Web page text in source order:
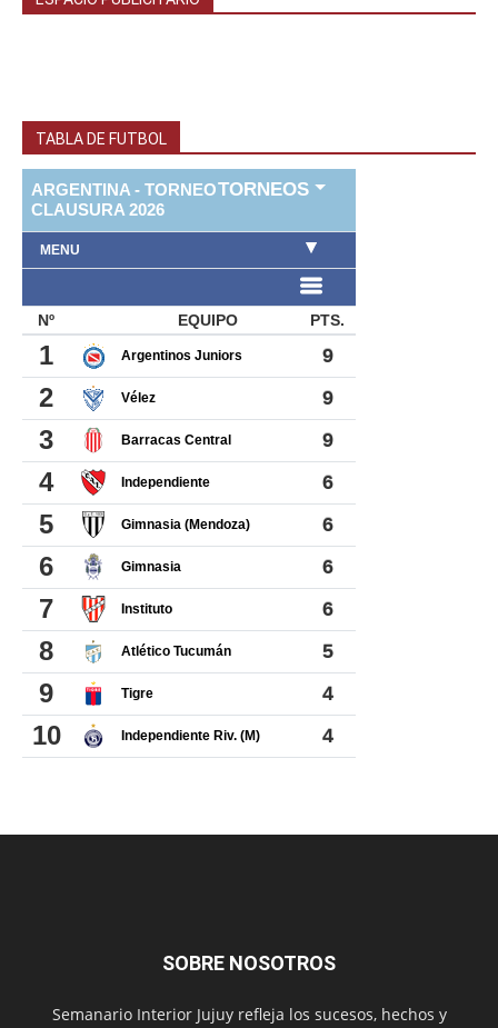
TABLA DE FUTBOL
SOBRE NOSOTROS
Semanario Interior Jujuy refleja los sucesos, hechos y